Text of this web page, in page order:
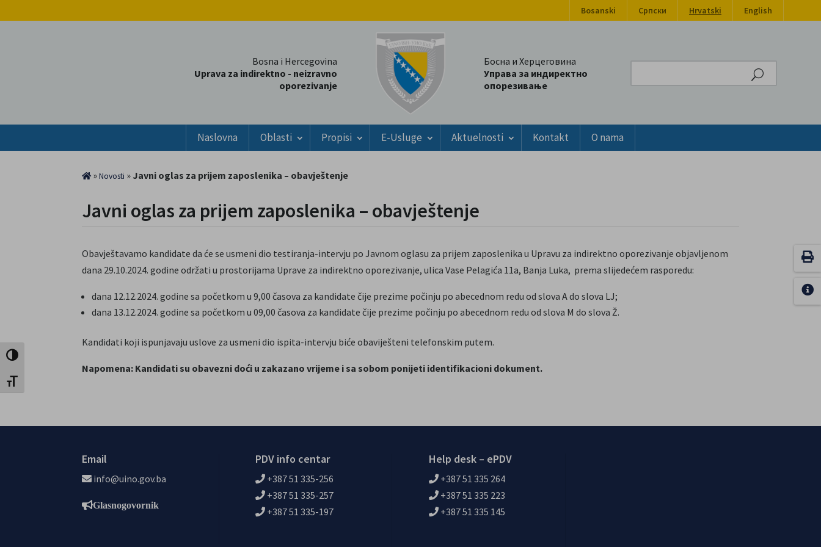
Uključi / isključi visoki kontrast
Uključi / isključi veličinu fonta
Bosanski Српски Hrvatski English
Bosna i Hercegovina
Uprava za indirektno - neizravno
oporezivanje
Босна и Херцеговина
Управа за индиректно
опорезивање
Naslovna Oblasti Propisi E-Usluge Aktuelnosti Kontakt O nama
»Novosti » Javni oglas za prijem zaposlenika – obavještenje
Javni oglas za prijem zaposlenika – obavještenje
Obavještavamo kandidate da će se usmeni dio testiranja-intervju po Javnom oglasu za prijem zaposlenika u Upravu za indirektno oporezivanje objavljenom
dana 29.10.2024. godine održati u prostorijama Uprave za indirektno oporezivanje, ulica Vase Pelagića 11a, Banja Luka, prema slijedećem rasporedu:
dana 12.12.2024. godine sa početkom u 9,00 časova za kandidate čije prezime počinju po abecednom redu od slova A do slova LJ;
dana 13.12.2024. godine sa početkom u 09,00 časova za kandidate čije prezime počinju po abecednom redu od slova M do slova Ž.
Kandidati koji ispunjavaju uslove za usmeni dio ispita-intervju biće obaviješteni telefonskim putem.
Napomena: Kandidati su obavezni doći u zakazano vrijeme i sa sobom ponijeti identifikacioni dokument.
Email
info@uino.gov.ba
Glasnogovornik
PDV info centar
+387 51 335-256
+387 51 335-257
+387 51 335-197
Help desk – ePDV
+387 51 335 264
+387 51 335 223
+387 51 335 145